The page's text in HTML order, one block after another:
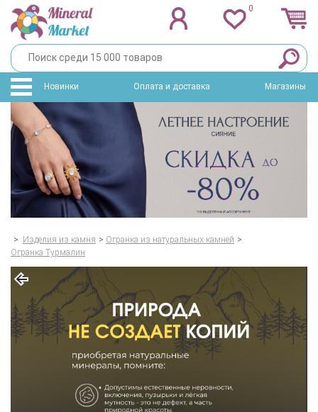
0
Новинки Оплата и доставка Магазины
> Изделия из камня > Огранка из натуральных камней >
Огранка Турмалин